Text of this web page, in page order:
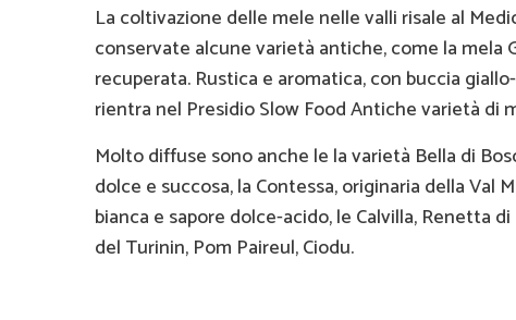
La coltivazione delle mele nelle valli risale al
conservate alcune varietà antiche, come la mela
recuperata. Rustica e aromatica, con buccia
rientra nel Presidio Slow Food Antiche varietà di
Molto diffuse sono anche le la varietà Bella di
dolce e succosa, la Contessa, originaria della Val
bianca e sapore dolce-acido, le Calvilla, Renetta
del Turinin, Pom Paireul, Ciodu.